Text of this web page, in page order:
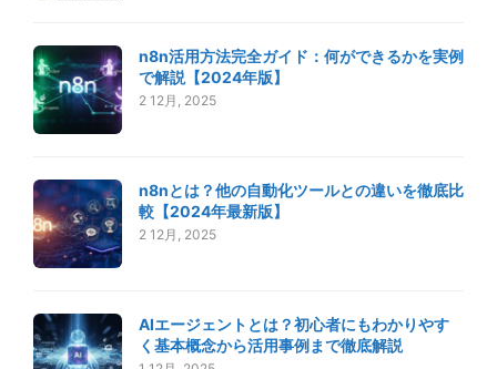
n8n活用方法完全ガイド：何ができるかを実例
で解説【2024年版】
2 12月, 2025
n8nとは？他の自動化ツールとの違いを徹底比
較【2024年最新版】
2 12月, 2025
AIエージェントとは？初心者にもわかりやす
く基本概念から活用事例まで徹底解説